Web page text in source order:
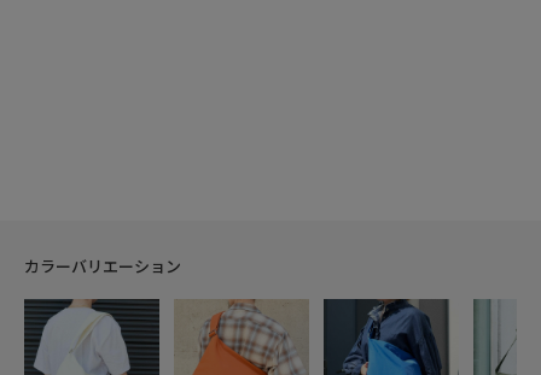
カラーバリエーション